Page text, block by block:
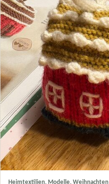
Heimtextilien, Modelle, Weihnachten